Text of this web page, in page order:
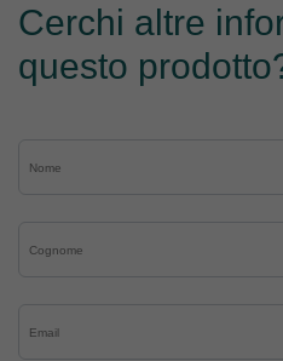
Cerchi altre
questo